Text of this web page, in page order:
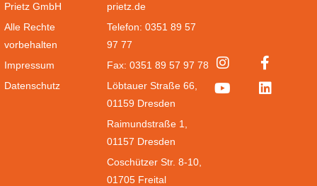
prietz.de
Telefon: 0351 89 57
97 77
Fax: 0351 89 57 97 78
Löbtauer Straße 66,
01159 Dresden
Raimundstraße 1,
01157 Dresden
Coschützer Str. 8-10,
01705 Freital
Prietz GmbH
Alle Rechte
vorbehalten
Impressum
Datenschutz